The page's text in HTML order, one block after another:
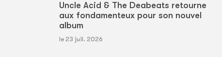
Uncle Acid & The Deabeats retourne
aux fondamenteux pour son nouvel
album
le 23 juil. 2026